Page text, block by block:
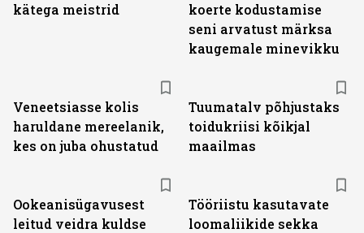
kätega meistrid
koerte kodustamise
seni arvatust märksa
kaugemale minevikku
Veneetsiasse kolis
haruldane mereelanik,
kes on juba ohustatud
Tuumatalv põhjustaks
toidukriisi kõikjal
maailmas
Ookeanisügavusest
leitud veidra kuldse
Tööriistu kasutavate
loomaliikide sekka